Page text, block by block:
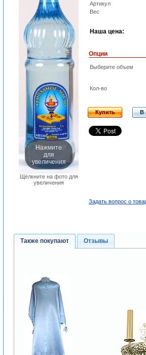
Нажмите
для
увеличения
Щёлкните на фото для
увеличения
Артикул
Вес
Наша цена:
Опции
Выберите объем
Кол-во
Купить В
Задать вопрос о
Также покупают Отзывы